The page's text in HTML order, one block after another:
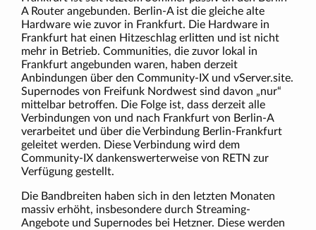
A Router angebunden. Berlin-A ist die gleiche alte
Hardware wie zuvor in Frankfurt. Die Hardware in
Frankfurt hat einen Hitzeschlag erlitten und ist nicht
mehr in Betrieb. Communities, die zuvor lokal in
Frankfurt angebunden waren, haben derzeit
Anbindungen über den Community-IX und vServer.site.
Supernodes von Freifunk Nordwest sind davon „nur“
mittelbar betroffen. Die Folge ist, dass derzeit alle
Verbindungen von und nach Frankfurt von Berlin-A
verarbeitet und über die Verbindung Berlin-Frankfurt
geleitet werden. Diese Verbindung wird dem
Community-IX dankenswerterweise von RETN zur
Verfügung gestellt.
Die Bandbreiten haben sich in den letzten Monaten
massiv erhöht, insbesondere durch Streaming-
Angebote und Supernodes bei Hetzner. Diese werden